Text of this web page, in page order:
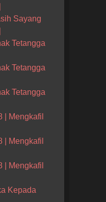
Sayang
Tetangga
Tetangga
Tetangga
| Mengkafil
| Mengkafil
| Mengkafil
Kepada